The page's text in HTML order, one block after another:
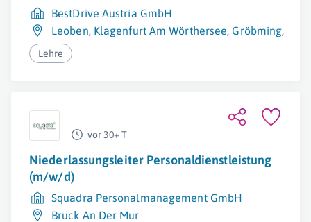
BestDrive Austria GmbH
Leoben, Klagenfurt Am Wörthersee, Gröbming,
Lehre
vor 30+ T
Niederlassungsleiter Personaldienstleistung
(m/w/d)
Squadra Personalmanagement GmbH
Bruck An Der Mur